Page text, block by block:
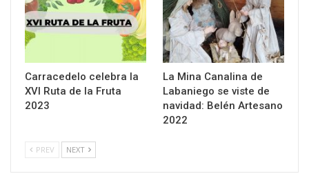
Carracedelo celebra la
XVI Ruta de la Fruta
2023
La Mina Canalina de
Labaniego se viste de
navidad: Belén Artesano
2022
PREV NEXT